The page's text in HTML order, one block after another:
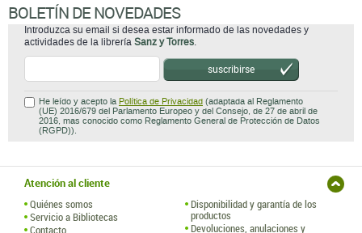
BOLETÍN DE NOVEDADES
Introduzca su email si desea estar informado de las novedades y
actividades de la librería Sanz y Torres.
suscribirse
He leído y acepto la Política de Privacidad (adaptada al Reglamento
(UE) 2016/679 del Parlamento Europeo y del Consejo, de 27 de abril de
2016, mas conocido como Reglamento General de Protección de Datos
(RGPD)).
Atención al cliente
Quiénes somos
Servicio a Bibliotecas
Contacto
Disponibilidad y garantía de los
productos
Devoluciones, anulaciones y